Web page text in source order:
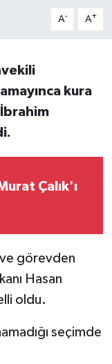
A- A+
kura
Çalık'ı
görevden
Hasan
oldu.
seçimde